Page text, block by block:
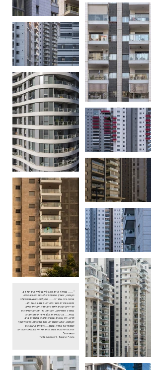
"..... במהלך היום חשב לאינג ללא הרף על רב
הקומות, שאלף המכסים שלה הולכים ונפתחים
פנימה בזה אחר זה..... המעליות הנשאבות מעלה
ומטה בפירים הארוכים דמו לבוכנות של לב.
הדיירים הנעים לאורך הפרוזדורים היו תאים
במערך העורקים, והאורות בדירותיהם הנוירונים
במוח.... בנין הדירות הלך ויצר טיפוס חברתי
חדש. היו אנשים שמצאו סיפוק במגורים ברב
הקומות. שלא התעוררה בהם התנגדות כלשהי לנוף
הסתמי של פלדה ובטון.....הם היו הראשונים
שרכשו מיומנות בסוג חדש של חיים במאה העשרים
המאוחרת".
בתוך: "רב קומות". ג'ימס גרהאם בלארד